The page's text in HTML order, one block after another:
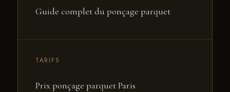
Guide complet du ponçage parquet
TARIFS
Prix ponçage parquet Paris